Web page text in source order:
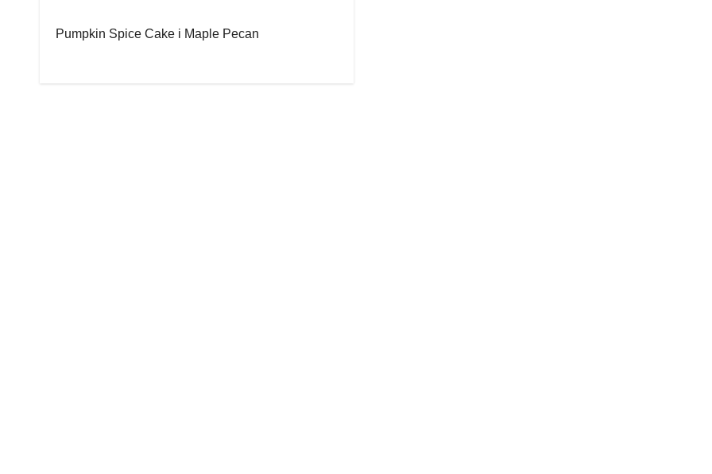
Pumpkin Spice Cake i Maple Pecan